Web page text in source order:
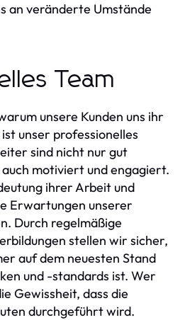
an veränderte Umstände
Team
unsere Kunden uns ihr
unser professionelles
sind nicht nur gut
motiviert und engagiert.
ihrer Arbeit und
Erwartungen unserer
Durch regelmäßige
stellen wir sicher,
auf dem neuesten Stand
und -standards ist. Wer
Gewissheit, dass die
durchgeführt wird.